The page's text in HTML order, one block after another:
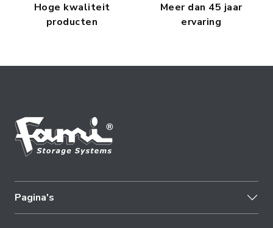
Hoge kwaliteit
producten
Meer dan 45 jaar
ervaring
Pagina's